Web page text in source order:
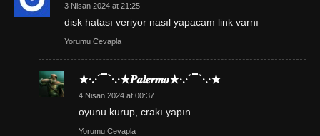
3 Nisan 2024 at 21:25
disk hatası veriyor nasıl yapacam link varnı
Yorumu Cevapla
★·.·´¯`·.·★𝑷𝒂𝒍𝒆𝒓𝒎𝒐★·.·´¯`·.·★
4 Nisan 2024 at 00:37
oyunu kurup, crakı yapın
Yorumu Cevapla